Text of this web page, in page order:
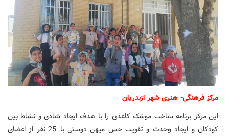
مرکز فرهنگی- هنری شهر ازندریان
این مرکز برنامه ساخت موشک کاغذی را با هدف ایجاد شادی و نشاط بین
کودکان و ایجاد وحدت و تقویت حس میهن دوستی با 25 نفر از اعضای